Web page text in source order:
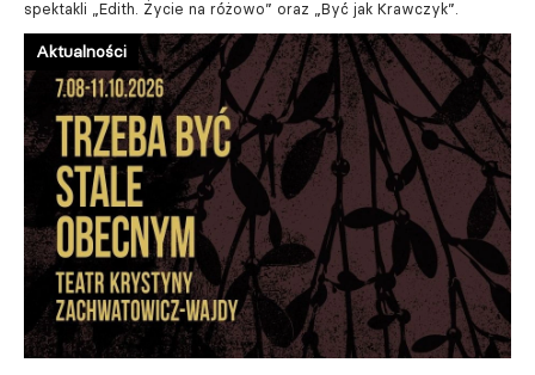
spektakli „Edith. Życie na różowo” oraz „Być jak Krawczyk”.
Aktualności